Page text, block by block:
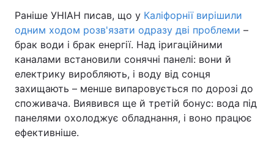
Раніше УНІАН писав, що у Каліфорнії вирішили
одним ходом розв'язати одразу дві проблеми –
брак води і брак енергії. Над іригаційними
каналами встановили сонячні панелі: вони й
електрику виробляють, і воду від сонця
захищають – менше випаровується по дорозі до
споживача. Виявився ще й третій бонус: вода під
панелями охолоджує обладнання, і воно працює
ефективніше.